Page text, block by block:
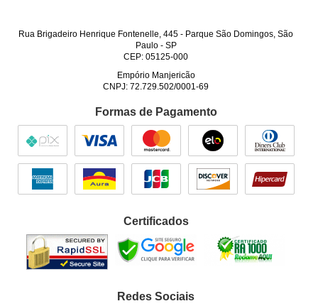
Rua Brigadeiro Henrique Fontenelle, 445 - Parque São Domingos, São
Paulo- SP
CEP: 05125-000
Empório Manjericão
CNPJ: 72.729.502/0001-69
Formas de Pagamento
Certificados
Redes Sociais